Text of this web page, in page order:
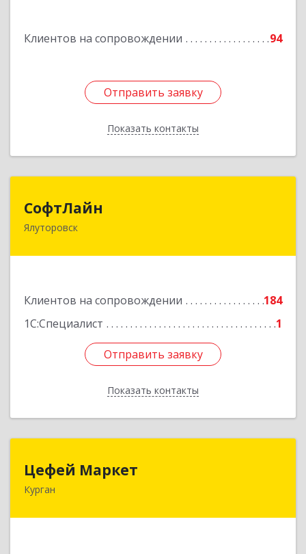
Клиентов на сопровождении 94
Отправить заявку
Показать контакты
Отправить заявку
Назад
СофтЛайн
Ялуторовск
Клиентов на сопровождении
184
1С:Специалист
1
Отправить заявку
Показать контакты
627010, Тюменская обл, Ялуторовский р-н,
Отправить заявку
Назад
Цефей Маркет
Курган640002, Курганская обл, Курган г, М.Горького